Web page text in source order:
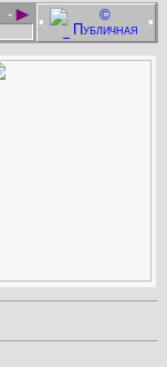
• •
►
-